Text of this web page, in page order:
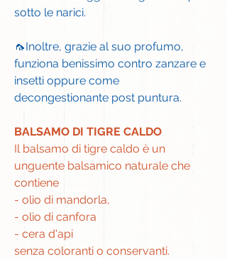
sotto le narici.
🦟Inoltre, grazie al suo profumo,
funziona benissimo contro zanzare e
insetti oppure come
decongestionante post puntura.
BALSAMO DI TIGRE CALDO
Il balsamo di tigre caldo è un
unguente balsamico naturale che
contiene
- olio di mandorla,
- olio di canfora
- cera d'api
senza coloranti o conservanti.